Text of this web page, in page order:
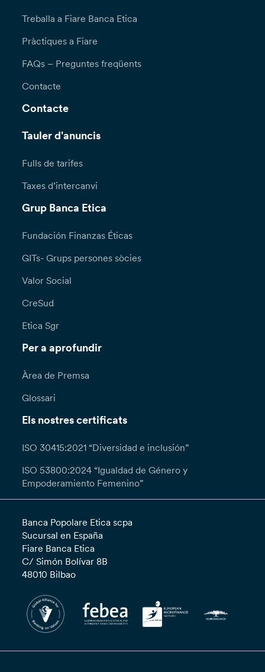
Treballa a Fiare Banca Etica
Pràctiques a Fiare
FAQs – Preguntes freqüents
Contacte
Contacte
Tauler d'anuncis
Fulls de tarifes
Taxes d’intercanvi
Grup Banca Etica
Fundación Finanzas Éticas
GITs- Grups persones sòcies
Valor Social
CreSud
Etica Sgr
Per a aprofundir
Àrea de Premsa
Glossari
Els nostres certificats
ISO 30415:2021 “Diversidad e inclusión”
ISO 53800:2024 “Igualdad de Género y
Empoderamiento Femenino”
Banca Popolare Etica scpa
Sucursal en España
Fiare Banca Etica
C/ Simón Bolívar 8B
48010 Bilbao